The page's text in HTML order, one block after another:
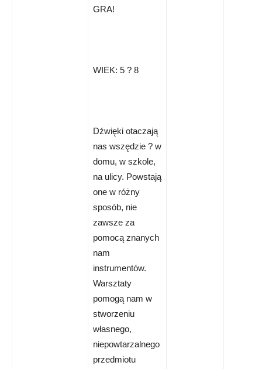
GRA!
WIEK: 5 ? 8
Dźwięki otaczają
nas wszędzie ? w
domu, w szkole,
na ulicy. Powstają
one w różny
sposób, nie
zawsze za
pomocą znanych
nam
instrumentów.
Warsztaty
pomogą nam w
stworzeniu
własnego,
niepowtarzalnego
przedmiotu